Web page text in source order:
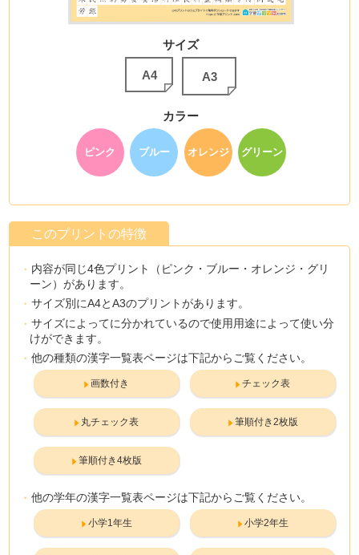
サイズ
A4 A3
カラー
ピンク ブルー オレンジ グリーン
このプリントの特徴
内容が同じ4色プリント（ピンク・ブルー・オレンジ・グリ
ーン）があります。
サイズ別にA4とA3のプリントがあります。
サイズによってに分かれているので使用用途によって使い分
けができます。
他の種類の漢字一覧表ページは下記からご覧ください。
画数付き チェック表
丸チェック表 筆順付き2枚版
筆順付き4枚版
他の学年の漢字一覧表ページは下記からご覧ください。
小学1年生 小学2年生